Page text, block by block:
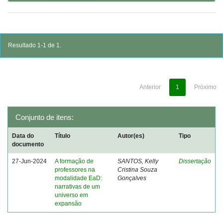
Resultado 1-1 de 1.
Anterior 1 Próximo
Conjunto de itens:
Data do
documento
Título Autor(es) Tipo
27-Jun-2024
A formação de
professores na
modalidade EaD:
narrativas de um
universo em
expansão
SANTOS, Kelly
Cristina Souza
Gonçalves
Dissertação